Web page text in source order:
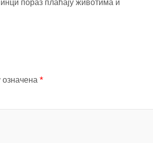
пораз плаћају животима и
*